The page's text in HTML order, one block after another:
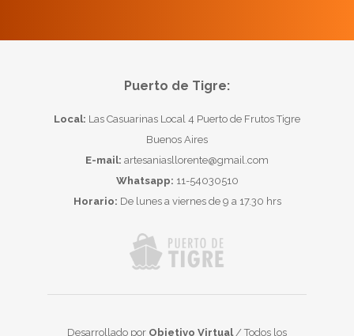
Puerto de Tigre:
Local: Las Casuarinas Local 4 Puerto de Frutos Tigre
Buenos Aires
E-mail: artesaniasllorente@gmail.com
Whatsapp: 11-54030510
Horario: De lunes a viernes de 9 a 17.30 hrs
Desarrollado por Objetivo Virtual/ Todos los